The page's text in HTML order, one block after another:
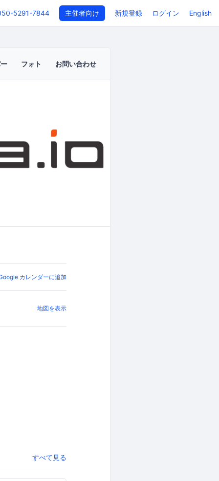
5291-7844 主催者向け 新規登録 ログイン English
フォト お問い合わせ
カレンダーに追加
地図を表示
すべて見る